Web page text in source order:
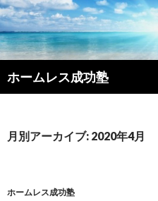
ホームレス成功塾
索
ン
キ
月別アーカイブ: 2020年4月
ホームレス成功塾